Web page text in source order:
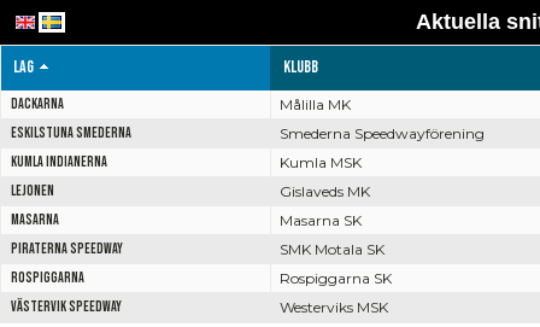
Aktuella
Lag Klubb
Dackarna
Målilla MK
Eskilstuna Smederna
Smederna Speedwayförening
Kumla Indianerna
Kumla MSK
Lejonen
Gislaveds MK
Masarna
Masarna SK
Piraterna Speedway
SMK Motala SK
Rospiggarna
Rospiggarna SK
Västervik Speedway
Westerviks MSK